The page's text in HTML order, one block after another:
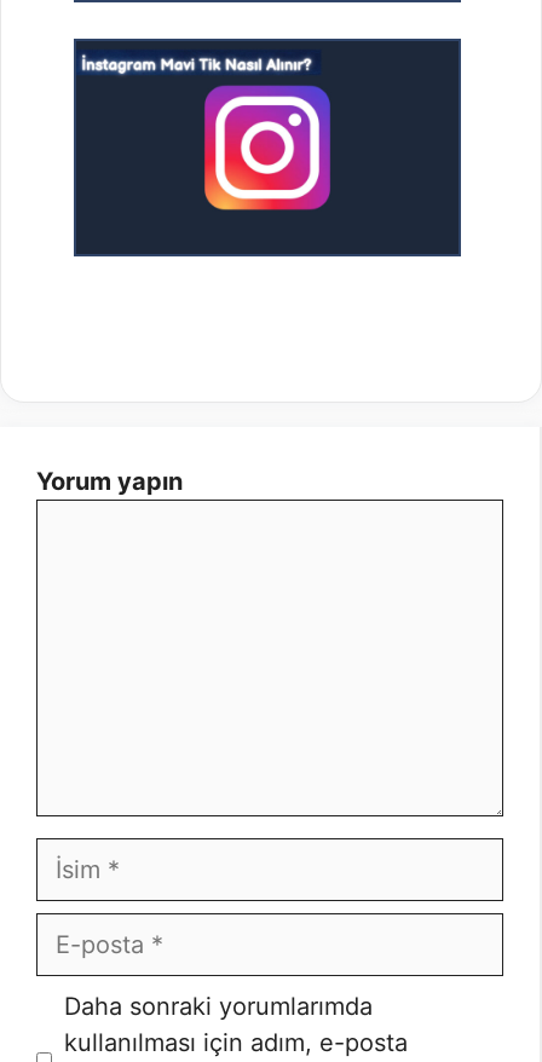
Yorum yapın
İsim
E-
posta
İnternet
sitesi
Daha sonraki yorumlarımda
kullanılması için adım, e-posta